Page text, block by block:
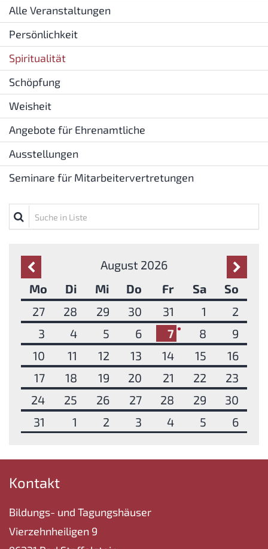
Alle Veranstaltungen
Persönlichkeit
Spiritualität
Schöpfung
Weisheit
Angebote für Ehrenamtliche
Ausstellungen
Seminare für Mitarbeitervertretungen
Suche in Liste
Vorherige SeiteAugust 2026
Mo
Di Mi Do Fr Sa
So
27
28 29 30 31 1
2
3
4 5 6 7 1 8
9
10
11 12 13 14 15
16
17
18 19 20 21 22
23
24
25 26 27 28 29
30
31
1 2 3 4 5 6
Kontakt
Bildungs- und Tagungshäuser
Vierzehnheiligen 9